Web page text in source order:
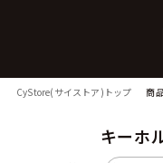
CyStore(サイストア)トップ 商
キーホ